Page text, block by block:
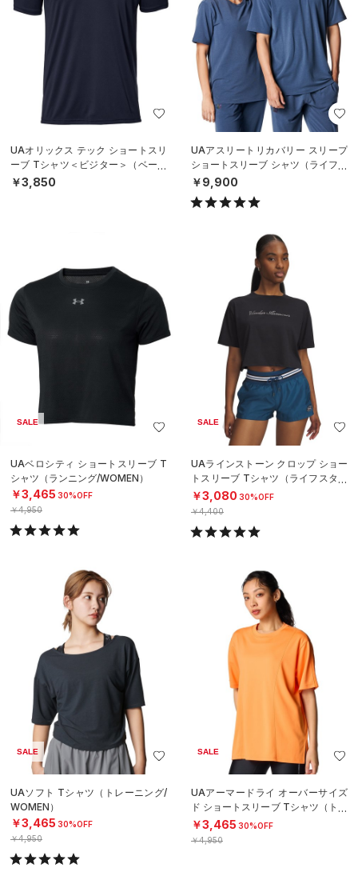
UAオリックス テック ショートスリ
ーブ Tシャツ＜ビジター＞（ベース
ボール/UNISEX）
￥3,850
UAアスリートリカバリー スリープ
ショートスリーブ シャツ（ライフス
タイル/UNISEX）
￥9,900
SALE
UAベロシティ ショートスリーブ T
シャツ（ランニング/WOMEN）
￥3,465 30%OFF
￥4,950
SALE
UAラインストーン クロップ ショー
トスリーブ Tシャツ（ライフスタイ
ル/WOMEN）
￥3,080 30%OFF
￥4,400
SALE
UAソフト Tシャツ（トレーニング/
WOMEN）
￥3,465 30%OFF
￥4,950
SALE
UAアーマードライ オーバーサイズ
ド ショートスリーブ Tシャツ（トレ
ーニング/WOMEN）
￥3,465 30%OFF
￥4,950